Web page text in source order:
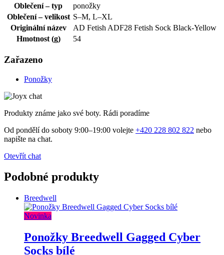
Oblečení – typ
ponožky
Oblečení – velikost S–M, L–XL
Originální název
AD Fetish ADF28 Fetish Sock Black-Yellow
Hmotnost (g)
54
Zařazeno
Ponožky
Produkty známe jako své boty. Rádi poradíme
Od pondělí do soboty 9:00–19:00 volejte +420 228 802 822 nebo
napište na chat.
Otevřít chat
Podobné produkty
Breedwell
Novinka
Ponožky Breedwell Gagged Cyber
Socks bílé